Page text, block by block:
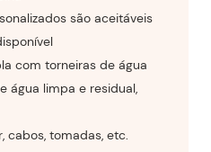
são aceitáveis
com torneiras de água
água limpa e residual,
cabos, tomadas, etc.